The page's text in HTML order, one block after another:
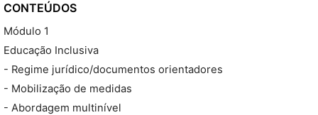
CONTEÚDOS
Módulo 1
Educação Inclusiva
- Regime jurídico/documentos orientadores
- Mobilização de medidas
- Abordagem multinível